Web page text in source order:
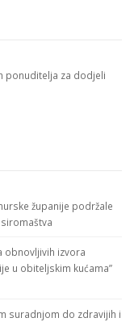
ponuditelja za dodjeli
županije podržale
obnovljivih izvora
u obiteljskim kućama”
suradnjom do zdravijih i